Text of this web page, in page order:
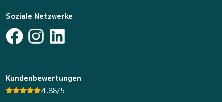
Soziale Netzwerke
Kundenbewertungen
4.88/5